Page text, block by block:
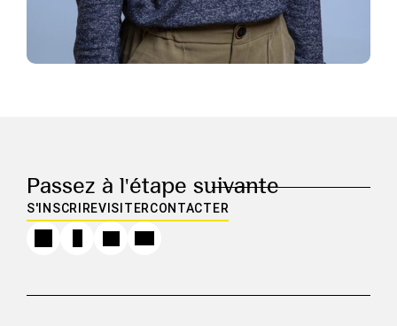
Passez à l'étape suivante
S'INSCRIREVISITERCONTACTER